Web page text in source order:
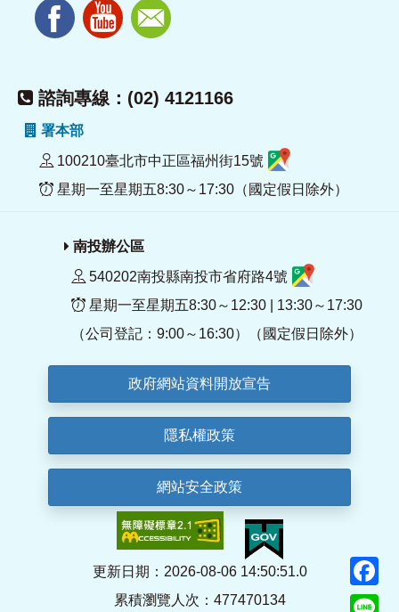
諮詢專線：(02) 4121166
署本部
100210臺北市中正區福州街15號
星期一至星期五8:30～17:30（國定假日除外）
南投辦公區
540202南投縣南投市省府路4號
星期一至星期五8:30～12:30 | 13:30～17:30
（公司登記：9:00～16:30）（國定假日除外）
政府網站資料開放宣告
隱私權政策
網站安全政策
更新日期：2026-08-06 14:50:51.0
累積瀏覽人次：477470134